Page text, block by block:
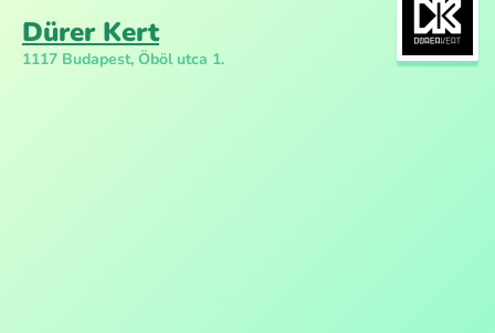
Dürer Kert
1117 Budapest, Öböl utca 1.